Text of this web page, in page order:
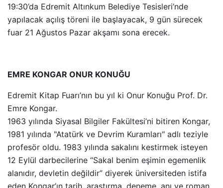
19:30’da Edremit Altınkum Belediye Tesisleri’nde
yapılacak açılış töreni ile başlayacak, 9 gün sürecek
fuar 21 Ağustos Pazar akşamı sona erecek.
EMRE KONGAR ONUR KONUĞU
Edremit Kitap Fuarı’nın bu yıl ki Onur Konuğu Prof. Dr.
Emre Kongar.
1963 yılında Siyasal Bilgiler Fakültesi’ni bitiren Kongar,
1981 yılında "Atatürk ve Devrim Kuramları" adlı teziyle
profesör oldu. 1983 yılında sakalını kestirmek isteyen
12 Eylül darbecilerine “Sakal benim eşimin egemenlik
alanıdır, devletin değildir” diyerek üniversiteden istifa
eden Kongar’ın tarih, araştırma, deneme, anı ve roman